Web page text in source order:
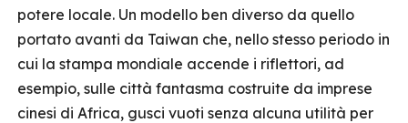
potere locale. Un modello ben diverso da quello
portato avanti da Taiwan che, nello stesso periodo in
cui la stampa mondiale accende i riflettori, ad
esempio, sulle città fantasma costruite da imprese
cinesi di Africa, gusci vuoti senza alcuna utilità per